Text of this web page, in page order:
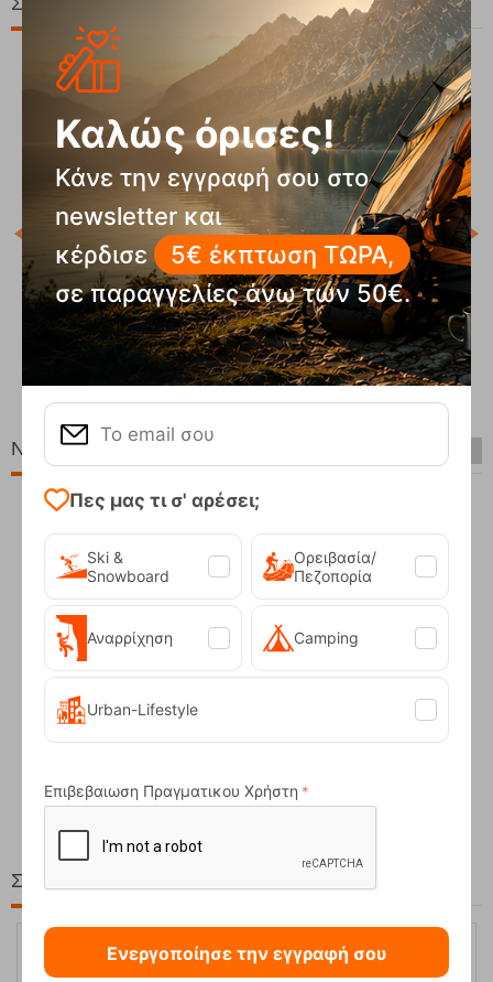
€
The Legendary Classic Bottle Black 2.0 0.94lt Θερμός
Stanley
FRE-19856
65,00 €
Νέες Παραλαβές
62,50
Στη ίδια Τιμή!
Καλώς όρισες!
Κάνε την εγγραφή σου στο
newsletter και
κέρδισε
5€ έκπτωση ΤΩΡΑ,
σε παραγγελίες άνω των 50€.
Πες μας τι σ' αρέσει;
Ski &
Snowboard
Ορειβασία/
Πεζοπορία
Αναρρίχηση Camping
Urban-Lifestyle
Επιβεβαιωση Πραγματικου Χρήστη
Ενεργοποίησε την εγγραφή σου